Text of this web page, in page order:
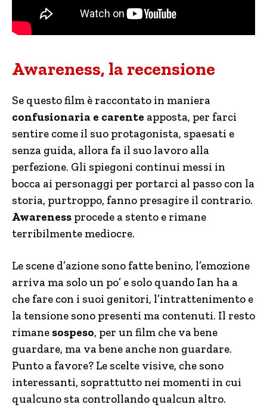
Awareness, la recensione
Se questo film è raccontato in maniera
confusionaria e carente apposta, per farci
sentire come il suo protagonista, spaesati e
senza guida, allora fa il suo lavoro alla
perfezione. Gli spiegoni continui messi in
bocca ai personaggi per portarci al passo con la
storia, purtroppo, fanno presagire il contrario.
Awareness procede a stento e rimane
terribilmente mediocre.
Le scene d’azione sono fatte benino, l’emozione
arriva ma solo un po’ e solo quando Ian ha a
che fare con i suoi genitori, l’intrattenimento e
la tensione sono presenti ma contenuti. Il resto
rimane sospeso, per un film che va bene
guardare, ma va bene anche non guardare.
Punto a favore? Le scelte visive, che sono
interessanti, soprattutto nei momenti in cui
qualcuno sta controllando qualcun altro.